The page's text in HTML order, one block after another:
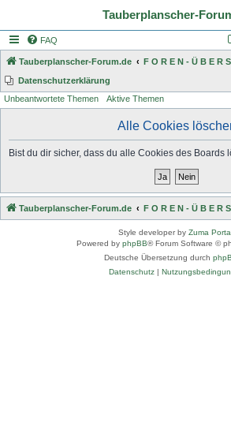
Tauberplanscher-
FAQ
Tauberplanscher-Forum.de
F O R E N - Ü B E R
Datenschutzerklärung
Unbeantwortete Themen Aktive Themen
Alle Cookies
Bist du dir sicher, dass du alle Cookies des Boards
Tauberplanscher-Forum.de F O R E N - Ü B E R
Style developer by Zuma
Powered by phpBB® Forum Software ©
Deutsche Übersetzung durch
Datenschutz|